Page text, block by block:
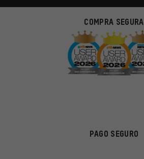
COMPRA SEGURA
PAGO SEGURO